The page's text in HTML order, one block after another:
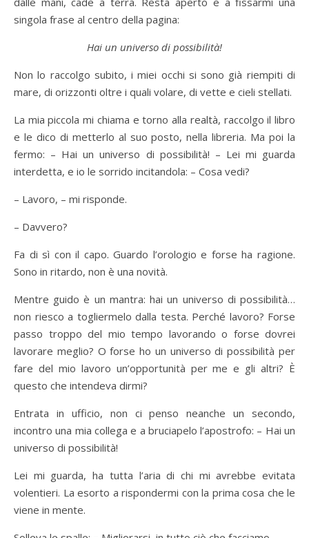
singola frase al centro della pagina:
Hai un universo di possibilità!
Non lo raccolgo subito, i miei occhi si sono già riempiti di
mare, di orizzonti oltre i quali volare, di vette e cieli stellati.
La mia piccola mi chiama e torno alla realtà, raccolgo il libro
e le dico di metterlo al suo posto, nella libreria. Ma poi la
fermo: – Hai un universo di possibilità! – Lei mi guarda
interdetta, e io le sorrido incitandola: – Cosa vedi?
– Lavoro, – mi risponde.
– Davvero?
Fa di sì con il capo. Guardo l’orologio e forse ha ragione.
Sono in ritardo, non è una novità.
Mentre guido è un mantra: hai un universo di possibilità…
non riesco a togliermelo dalla testa. Perché lavoro? Forse
passo troppo del mio tempo lavorando o forse dovrei
lavorare meglio? O forse ho un universo di possibilità per
fare del mio lavoro un’opportunità per me e gli altri? È
questo che intendeva dirmi?
Entrata in ufficio, non ci penso neanche un secondo,
incontro una mia collega e a bruciapelo l’apostrofo: – Hai un
universo di possibilità!
Lei mi guarda, ha tutta l’aria di chi mi avrebbe evitata
volentieri. La esorto a rispondermi con la prima cosa che le
viene in mente.